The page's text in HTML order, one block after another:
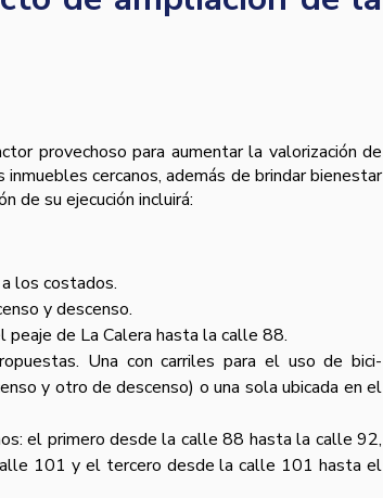
provechoso para aumentar la valorización de
inmuebles cercanos, además de brindar bienestar
de su ejecución incluirá:
los costados.
y descenso.
de La Calera hasta la calle 88.
Una con carriles para el uso de bici-
y otro de descenso) o una sola ubicada en el
el primero desde la calle 88 hasta la calle 92,
101 y el tercero desde la calle 101 hasta el